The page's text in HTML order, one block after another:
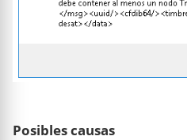
Posibles causas